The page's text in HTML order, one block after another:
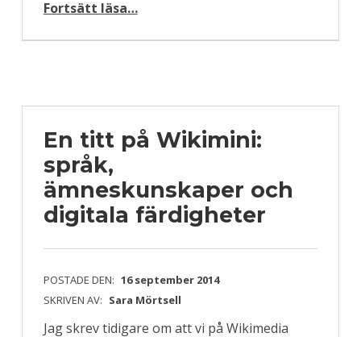
Fortsätt läsa…
En titt på Wikimini:
språk,
ämneskunskaper och
digitala färdigheter
POSTADE DEN: 16 september 2014
SKRIVEN AV: Sara Mörtsell
Jag skrev tidigare om att vi på Wikimedia